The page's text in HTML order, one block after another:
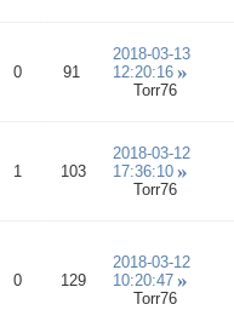
0 91
2018-03-13
12:20:16
Torr76
1 103
2018-03-12
17:36:10
Torr76
0 129
2018-03-12
10:20:47
Torr76